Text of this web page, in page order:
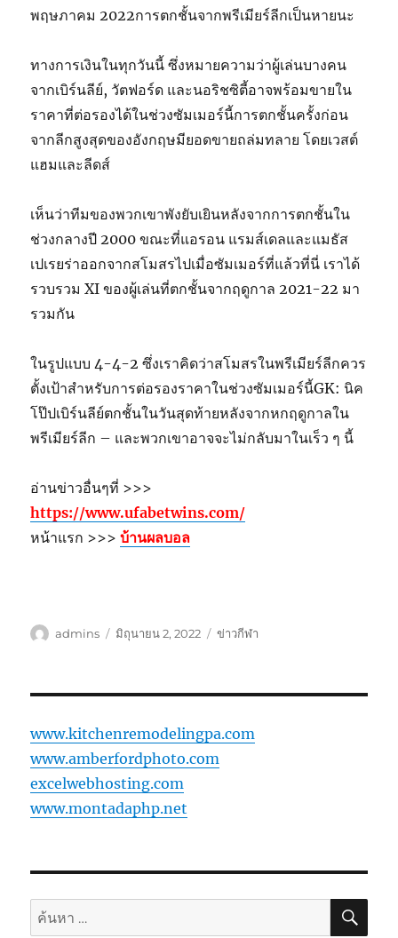
พฤษภาคม 2022การตกชั้นจากพรีเมียร์ลีกเป็นหายนะ
ทางการเงินในทุกวันนี้ ซึ่งหมายความว่าผู้เล่นบางคน
จากเบิร์นลีย์, วัตฟอร์ด และนอริชซิตี้อาจพร้อมขายใน
ราคาที่ต่อรองได้ในช่วงซัมเมอร์นี้การตกชั้นครั้งก่อน
จากลีกสูงสุดของอังกฤษมียอดขายถล่มทลาย โดยเวสต์
แฮมและลีดส์
เห็นว่าทีมของพวกเขาพังยับเยินหลังจากการตกชั้นใน
ช่วงกลางปี ​​2000 ขณะที่แอรอน แรมส์เดลและแมธัส
เปเรยร่าออกจากสโมสรไปเมื่อซัมเมอร์ที่แล้วที่นี่ เราได้
รวบรวม XI ของผู้เล่นที่ตกชั้นจากฤดูกาล 2021-22 มา
รวมกัน
ในรูปแบบ 4-4-2 ซึ่งเราคิดว่าสโมสรในพรีเมียร์ลีกควร
ตั้งเป้าสำหรับการต่อรองราคาในช่วงซัมเมอร์นี้GK: นิค
โป๊ปเบิร์นลีย์ตกชั้นในวันสุดท้ายหลังจากหกฤดูกาลใน
พรีเมียร์ลีก – และพวกเขาอาจจะไม่กลับมาในเร็ว ๆ นี้
อ่านข่าวอื่นๆที่ >>>
https://www.ufabetwins.com/
หน้าแรก >>>บ้านผลบอล
ผู้
admins
เขียน
มิถุนายน 2, 2022
หมวด
ข่าวกีฬา
www.kitchenremodelingpa.com
www.amberfordphoto.com
excelwebhosting.com
www.montadaphp.net
ค้นหา: ค้น